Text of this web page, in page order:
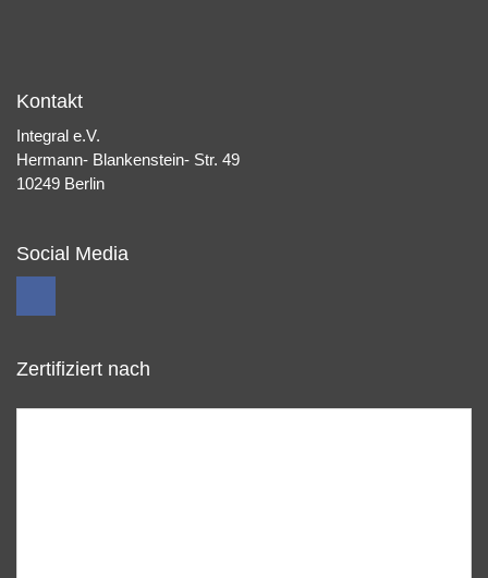
Kontakt
Integral e.V.
Hermann- Blankenstein- Str. 49
10249 Berlin
Social Media
Zertifiziert nach